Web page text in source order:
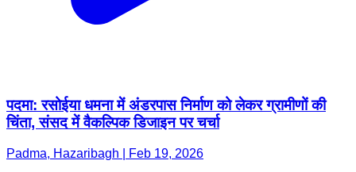
पदमा: रसोईया धमना में अंडरपास निर्माण को लेकर ग्रामीणों की
चिंता, संसद में वैकल्पिक डिजाइन पर चर्चा
Padma, Hazaribagh | Feb 19, 2026